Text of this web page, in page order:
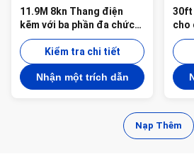
11.9M 8kn Thang điện
kẽm với ba phần đa chức
năng thang trên
Kiểm tra chi tiết
Nhận một trích dẫn
30ft
cho
hai
để
Nạp Thêm